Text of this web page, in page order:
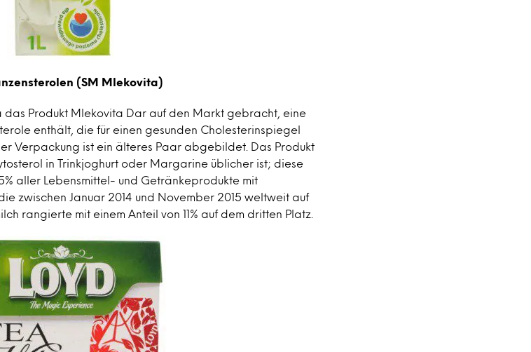
(SM Mlekovita)
das Produkt Mlekovita Dar auf den Markt gebracht, eine
enthält, die für einen gesunden Cholesterinspiegel
Verpackung ist ein älteres Paar abgebildet. Das Produkt
in Trinkjoghurt oder Margarine üblicher ist; diese
aller Lebensmittel- und Getränkeprodukte mit
zwischen Januar 2014 und November 2015 weltweit auf
rangierte mit einem Anteil von 11% auf dem dritten Platz.